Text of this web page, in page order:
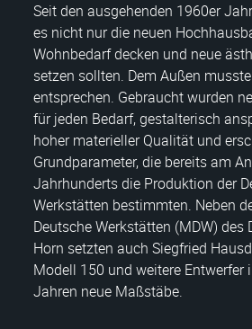
Seit den ausgehenden 1960er
es nicht nur die neuen
Wohnbedarf decken und neue
setzen sollten. Dem Außen
entsprechen. Gebraucht wurden
für jeden Bedarf, gestalterisch
hoher materieller Qualität und
Grundparameter, die bereits am
Jahrhunderts die Produktion der
Werkstätten bestimmten. Neben
Deutsche Werkstätten (MDW) des
Horn setzten auch Siegfried
Modell 150 und weitere Entwerfer
Jahren neue Maßstäbe.